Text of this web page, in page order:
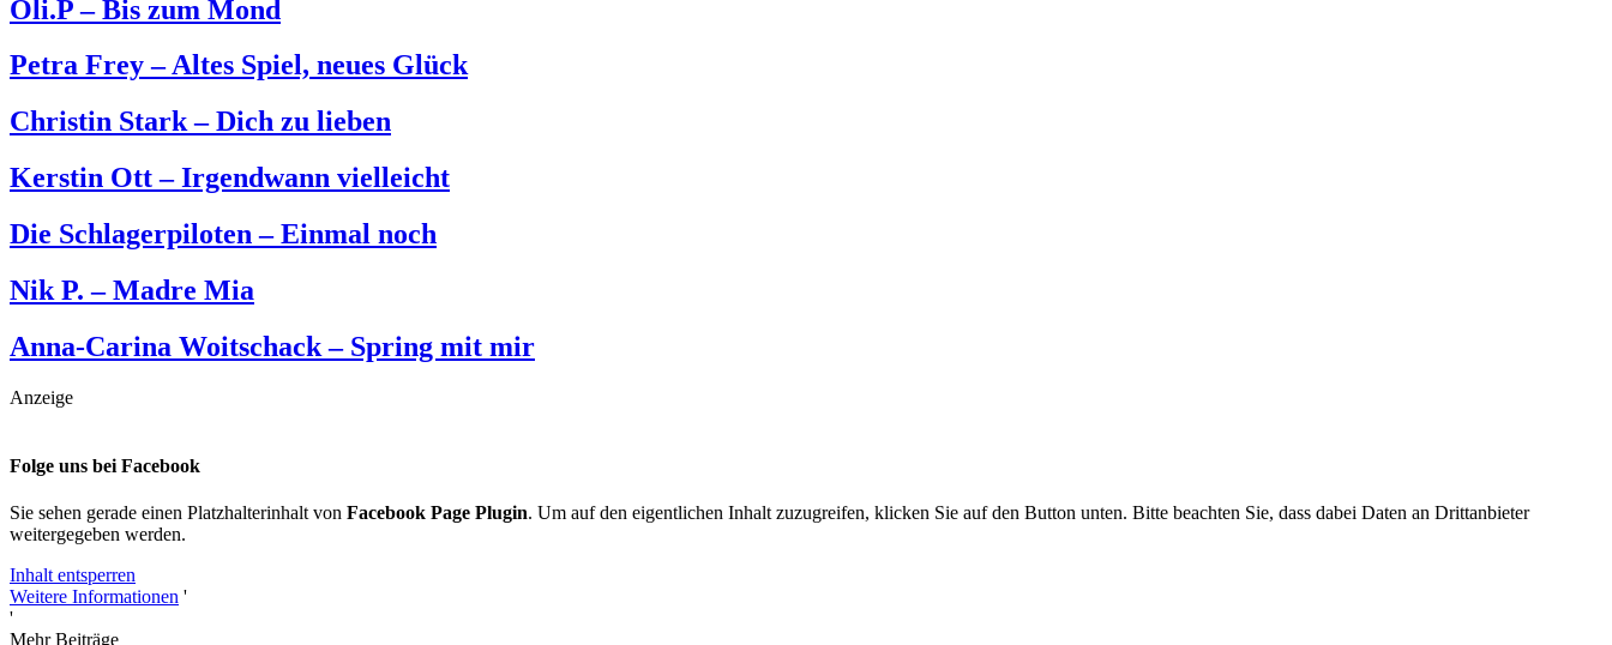
Oli.P – Bis zum Mond
Petra Frey – Altes Spiel, neues Glück
Christin Stark – Dich zu lieben
Kerstin Ott – Irgendwann vielleicht
Die Schlagerpiloten – Einmal noch
Nik P. – Madre Mia
Anna-Carina Woitschack – Spring mit mir
Anzeige
Folge uns bei Facebook
Sie sehen gerade einen Platzhalterinhalt von Facebook Page Plugin. Um auf den eigentlichen Inhalt zuzugreifen, klicken Sie auf den Button unten. Bitte beachten Sie, dass dabei Daten an Drittanbieter
weitergegeben werden.
Inhalt entsperren
Weitere Informationen '
'
Mehr Beiträge